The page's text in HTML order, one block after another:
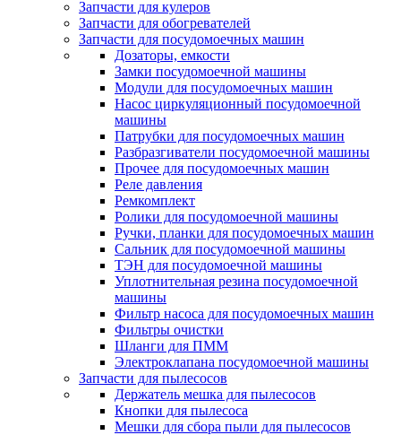
Запчасти для кулеров
Запчасти для обогревателей
Запчасти для посудомоечных машин
Дозаторы, емкости
Замки посудомоечной машины
Модули для посудомоечных машин
Насос циркуляционный посудомоечной
машины
Патрубки для посудомоечных машин
Разбразгиватели посудомоечной машины
Прочее для посудомоечных машин
Реле давления
Ремкомплект
Ролики для посудомоечной машины
Ручки, планки для посудомоечных машин
Сальник для посудомоечной машины
ТЭН для посудомоечной машины
Уплотнительная резина посудомоечной
машины
Фильтр насоса для посудомоечных машин
Фильтры очистки
Шланги для ПММ
Электроклапана посудомоечной машины
Запчасти для пылесосов
Держатель мешка для пылесосов
Кнопки для пылесоса
Мешки для сбора пыли для пылесосов